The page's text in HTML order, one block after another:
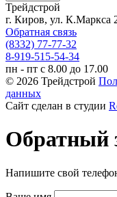
Трейдстрой
г. Киров, ул. К.Маркса
Обратная связь
(8332) 77-77-32
8-919-515-54-34
пн - пт с 8.00 до 17.00
© 2026 Трейдстрой
данных
Сайт сделан в студии
Обратный
Напишите свой